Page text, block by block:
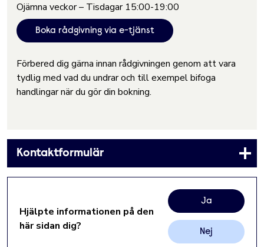
Ojämna veckor – Tisdagar 15:00-19:00
Boka rådgivning via e-tjänst
Förbered dig gärna innan rådgivningen genom att vara
tydlig med vad du undrar och till exempel bifoga
handlingar när du gör din bokning.
Kontaktformulär
Hjälpte informationen på den
här sidan dig?
Ja
Nej